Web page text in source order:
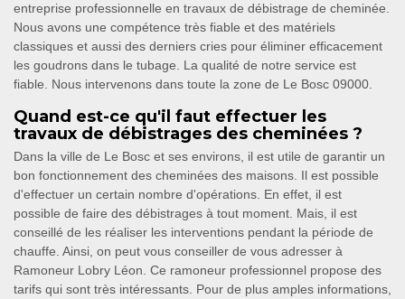
entreprise professionnelle en travaux de débistrage de cheminée.
Nous avons une compétence très fiable et des matériels
classiques et aussi des derniers cries pour éliminer efficacement
les goudrons dans le tubage. La qualité de notre service est
fiable. Nous intervenons dans toute la zone de Le Bosc 09000.
Quand est-ce qu'il faut effectuer les
travaux de débistrages des cheminées ?
Dans la ville de Le Bosc et ses environs, il est utile de garantir un
bon fonctionnement des cheminées des maisons. Il est possible
d'effectuer un certain nombre d'opérations. En effet, il est
possible de faire des débistrages à tout moment. Mais, il est
conseillé de les réaliser les interventions pendant la période de
chauffe. Ainsi, on peut vous conseiller de vous adresser à
Ramoneur Lobry Léon. Ce ramoneur professionnel propose des
tarifs qui sont très intéressants. Pour de plus amples informations,